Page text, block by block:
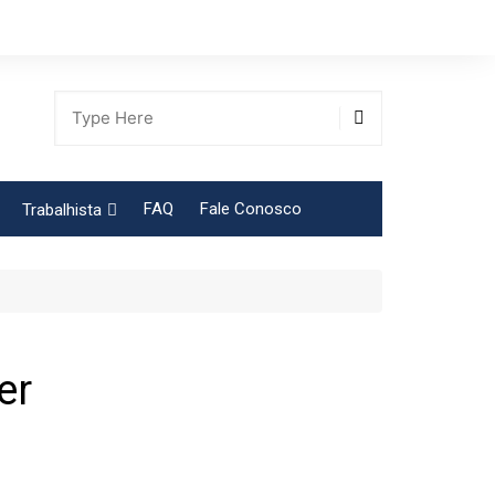
Trabalhista FAQ Fale Conosco